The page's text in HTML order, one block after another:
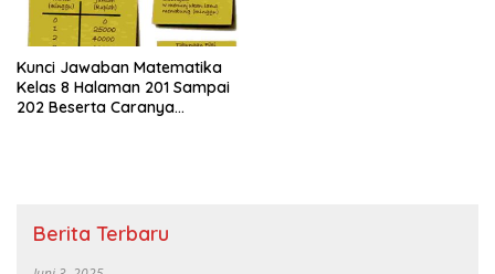
Kunci Jawaban Matematika
Kelas 8 Halaman 201 Sampai
202 Beserta Caranya
Berita Terbaru